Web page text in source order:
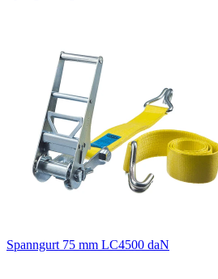
Spanngurt 75 mm LC4500 daN